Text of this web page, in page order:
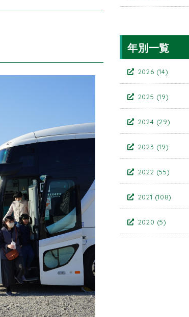
年別一覧
2026 (14)
2025 (19)
2024 (29)
2023 (19)
2022 (55)
2021 (108)
2020 (5)